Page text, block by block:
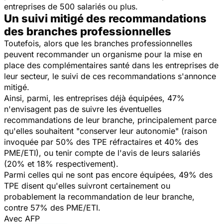
entreprises de 500 salariés ou plus.
Un suivi mitigé des recommandations
des branches professionnelles
Toutefois, alors que les branches professionnelles
peuvent recommander un organisme pour la mise en
place des complémentaires santé dans les entreprises de
leur secteur, le suivi de ces recommandations s'annonce
mitigé.
Ainsi, parmi, les entreprises déjà équipées, 47%
n'envisagent pas de suivre les éventuelles
recommandations de leur branche, principalement parce
qu'elles souhaitent "conserver leur autonomie" (raison
invoquée par 50% des TPE réfractaires et 40% des
PME/ETI), ou tenir compte de l'avis de leurs salariés
(20% et 18% respectivement).
Parmi celles qui ne sont pas encore équipées, 49% des
TPE disent qu'elles suivront certainement ou
probablement la recommandation de leur branche,
contre 57% des PME/ETI.
Avec AFP